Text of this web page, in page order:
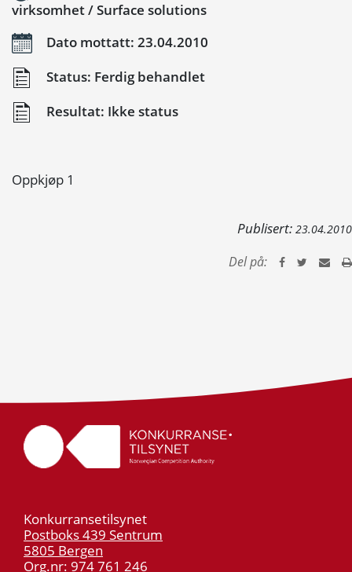
virksomhet / Surface solutions
Dato mottatt: 23.04.2010
Status: Ferdig behandlet
Resultat: Ikke status
Oppkjøp 1
Publisert: 23.04.2010
Del på:
Konkurransetilsynet
Postboks 439 Sentrum
5805 Bergen
Org.nr: 974 761 246